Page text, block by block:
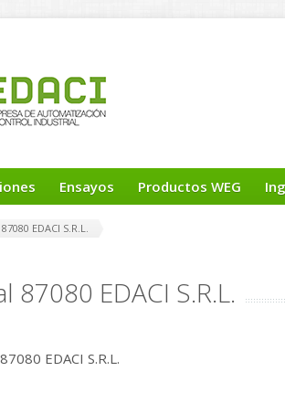
Ensayos Productos WEG
EDACI S.R.L.
87080 EDACI S.R.L.
EDACI S.R.L.